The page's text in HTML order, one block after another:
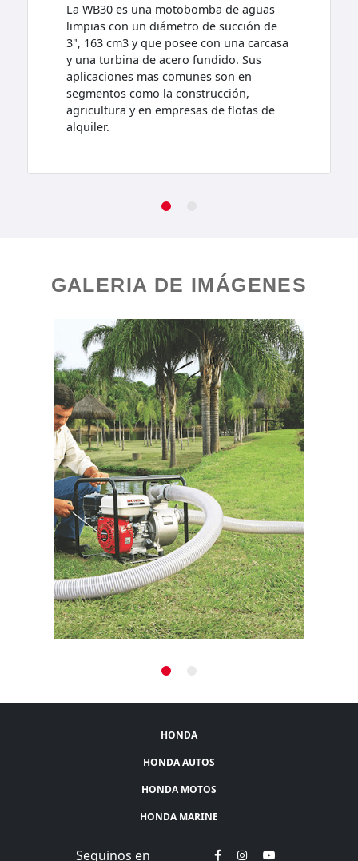
de aguas
de succión de
con una carcasa
de flotas de
Si lo que estas necesitando es
motobomba para desagotar un
con agua, la motobomba WB30
mejor elección. Cuenta con un
tiempos de 4,8 HP de potencia y
caudal de descarga 1100 litros
minuto.
GALERIA DE IMÁGENES
HONDA
HONDA AUTOS
HONDA MOTOS
HONDA MARINE
Seguinos en